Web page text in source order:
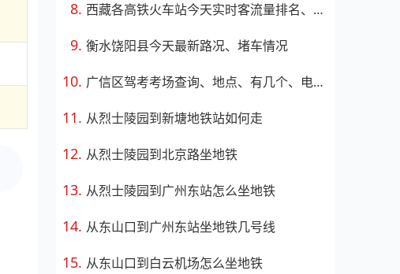
西藏各高铁火车站今天实时客流量排名、周边路况
衡水饶阳县今天最新路况、堵车情况
广信区驾考考场查询、地点、有几个、电话、上班时间
从烈士陵园到新塘地铁站如何走
从烈士陵园到北京路坐地铁
从烈士陵园到广州东站怎么坐地铁
从东山口到广州东站坐地铁几号线
从东山口到白云机场怎么坐地铁